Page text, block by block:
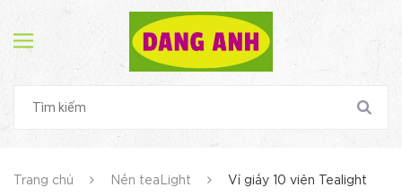
Trang chủ Nến teaLight
Vỉ giấy 10 viên Tealight